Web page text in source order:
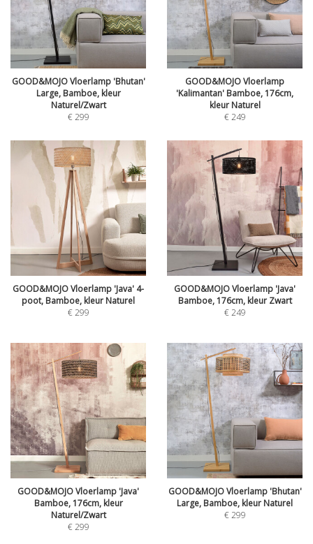
GOOD&MOJO Vloerlamp 'Bhutan'
Large, Bamboe, kleur
Naturel/Zwart
€299
GOOD&MOJO Vloerlamp
'Kalimantan' Bamboe, 176cm,
kleur Naturel
€249
GOOD&MOJO Vloerlamp 'Java' 4-
poot, Bamboe, kleur Naturel
€299
GOOD&MOJO Vloerlamp 'Java'
Bamboe, 176cm, kleur Zwart
€249
GOOD&MOJO Vloerlamp 'Java'
Bamboe, 176cm, kleur
Naturel/Zwart
€299
GOOD&MOJO Vloerlamp 'Bhutan'
Large, Bamboe, kleur Naturel
€299